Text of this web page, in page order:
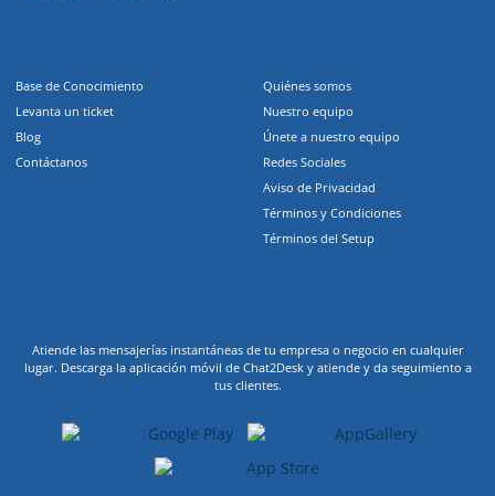
Base de Conocimiento
Levanta un ticket
Blog
Contáctanos
Quiénes somos
Nuestro equipo
Únete a nuestro equipo
Redes Sociales
Aviso de Privacidad
Términos y Condiciones
Términos del Setup
Atiende las mensajerías instantáneas de tu empresa o negocio en cualquier
lugar. Descarga la aplicación móvil de Chat2Desk y atiende y da seguimiento a
tus clientes.